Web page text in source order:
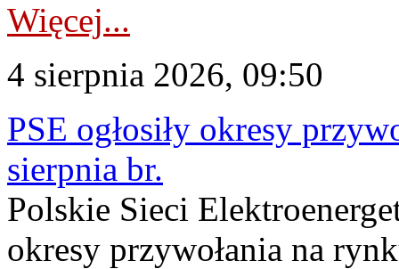
Więcej...
4 sierpnia 2026, 09:50
PSE ogłosiły okresy
sierpnia br.
Polskie Sieci
okresy przywołania na